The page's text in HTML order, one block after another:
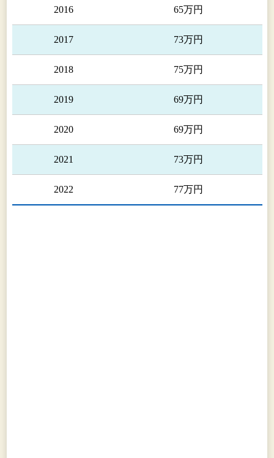
2016 65万円
2017 73万円
2018 75万円
2019 69万円
2020 69万円
2021 73万円
2022 77万円